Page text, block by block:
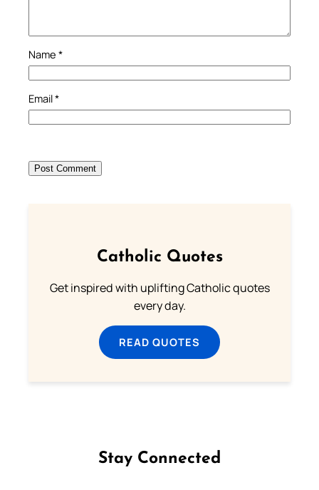
Name *
Email*
Catholic Quotes
Get inspired with uplifting Catholic quotes
every day.
READ QUOTES
Stay Connected